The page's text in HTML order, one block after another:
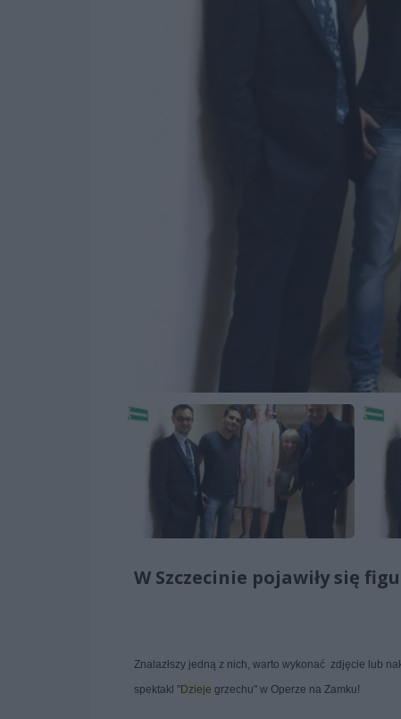
W Szczecinie pojawiły się
Znalazłszy jedną z nich, warto wykonać zdjęcie lub
spektakl "Dzieje grzechu" w Operze na Zamku!